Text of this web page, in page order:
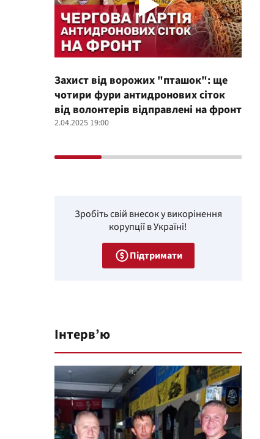
Захист від ворожих "пташок": ще
чотири фури антидронових сіток
від волонтерів відправлені на фронт
2.04.2025 19:00
Зробіть свій внесок у викорінення
корупції в Україні!
Підтримати
Інтерв’ю